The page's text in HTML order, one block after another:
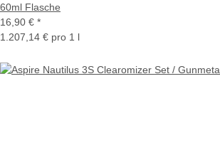
60ml Flasche
16,90 € *
1.207,14 € pro 1 l